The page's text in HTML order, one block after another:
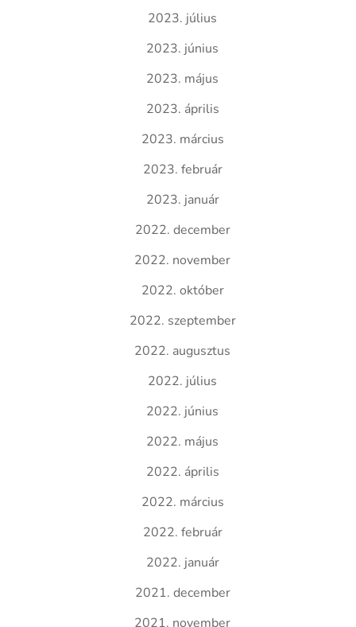
2023. július
2023. június
2023. május
2023. április
2023. március
2023. február
2023. január
2022. december
2022. november
2022. október
2022. szeptember
2022. augusztus
2022. július
2022. június
2022. május
2022. április
2022. március
2022. február
2022. január
2021. december
2021. november